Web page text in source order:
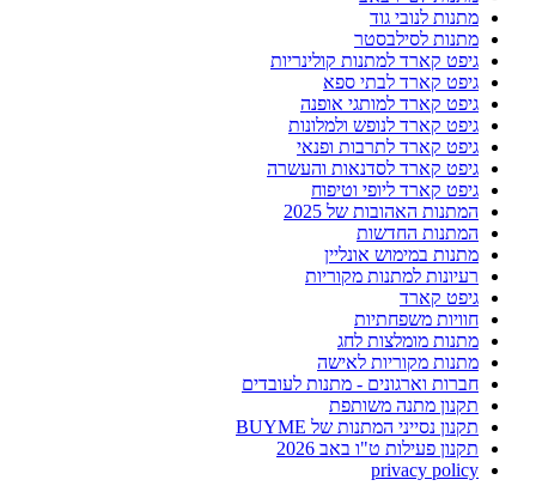
מתנות לנובי גוד
מתנות לסילבסטר
גיפט קארד למתנות קולינריות
גיפט קארד לבתי ספא
גיפט קארד למותגי אופנה
גיפט קארד לנופש ולמלונות
גיפט קארד לתרבות ופנאי
גיפט קארד לסדנאות והעשרה
גיפט קארד ליופי וטיפוח
המתנות האהובות של 2025
המתנות החדשות
מתנות במימוש אונליין
רעיונות למתנות מקוריות
גיפט קארד
חוויות משפחתיות
מתנות מומלצות לחג
מתנות מקוריות לאישה
חברות וארגונים - מתנות לעובדים
תקנון מתנה משותפת
תקנון נסייני המתנות של BUYME
תקנון פעילות ט"ו באב 2026
privacy policy